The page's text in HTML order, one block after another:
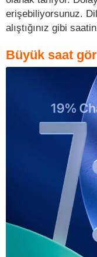
erişebiliyorsunuz.
alıştığınız gibi
Büyük saat